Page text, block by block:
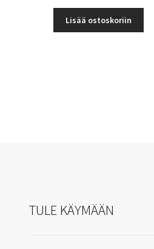
Lisää ostoskoriin
TULE KÄYMÄÄN